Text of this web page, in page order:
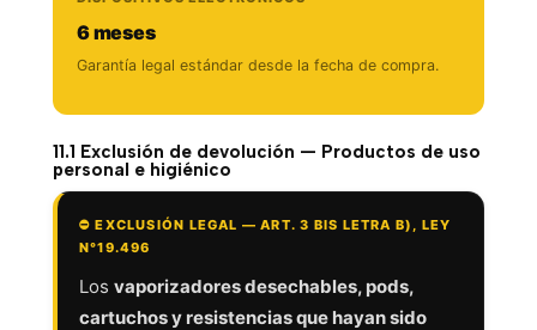
6 meses
Garantía legal estándar desde la fecha de compra.
11.1 Exclusión de devolución — Productos de uso
personal e higiénico
⛔ EXCLUSIÓN LEGAL — ART. 3 BIS LETRA B), LEY
N°19.496
Los vaporizadores desechables, pods,
cartuchos y resistencias que hayan sido